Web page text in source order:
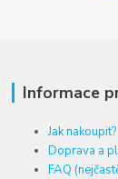
Informace
Jak nakoupit?
Doprava a
FAQ